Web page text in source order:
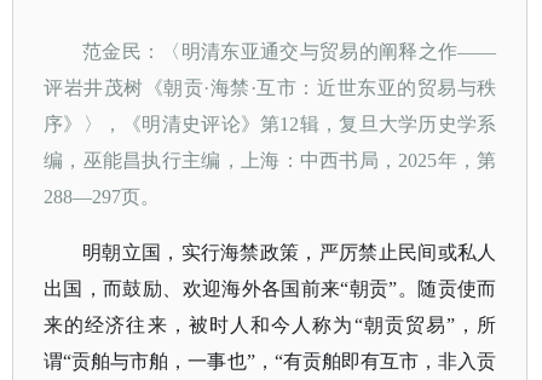
范金民：〈明清东亚通交与贸易的阐释之作——
评岩井茂树《朝贡·海禁·互市：近世东亚的贸易与秩
序》〉，《明清史评论》第12辑，复旦大学历史学系
编，巫能昌执行主编，上海：中西书局，2025年，第
288—297页。
明朝立国，实行海禁政策，严厉禁止民间或私人
出国，而鼓励、欢迎海外各国前来“朝贡”。随贡使而
来的经济往来，被时人和今人称为“朝贡贸易”，所
谓“贡舶与市舶，一事也”，“有贡舶即有互市，非入贡